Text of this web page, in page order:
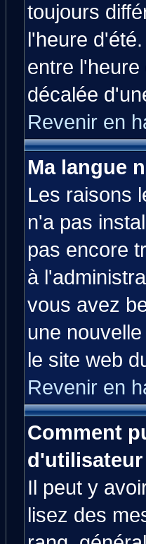
toujours
l'heure
entre
décalée
Revenir en
Ma langue
Les raisons
n'a pas
pas encore
à
vous avez
une
le site web
Revenir en
Comment
d'utilisateur
Il peut y
lisez des